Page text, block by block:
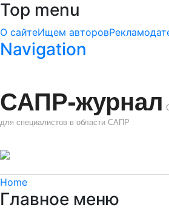
Top menu
О сайтеИщем авторов
Navigation
САПР-журнал
для специалистов в области САПР
Home
Главное меню